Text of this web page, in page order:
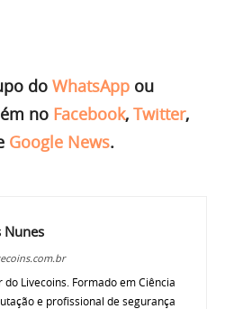
do WhatsApp ou
no Facebook, Twitter,
Google News.
Nunes
do Livecoins. Formado em Ciência
e profissional de segurança